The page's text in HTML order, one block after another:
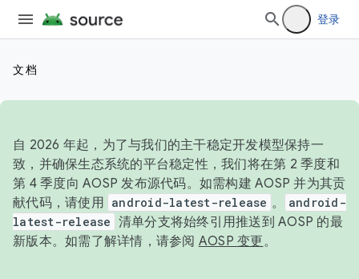
登录
文档
自 2026 年起，为了与我们的主干稳定开发模型保持一
致，并确保生态系统的平台稳定性，我们将在第 2 季度和
第 4 季度向 AOSP 发布源代码。如需构建 AOSP 并为其贡
献代码，请使用 android-latest-release 。
android-
latest-release 清单分支将始终引用推送到 AOSP 的最
新版本。如需了解详情，请参阅 AOSP 变更。